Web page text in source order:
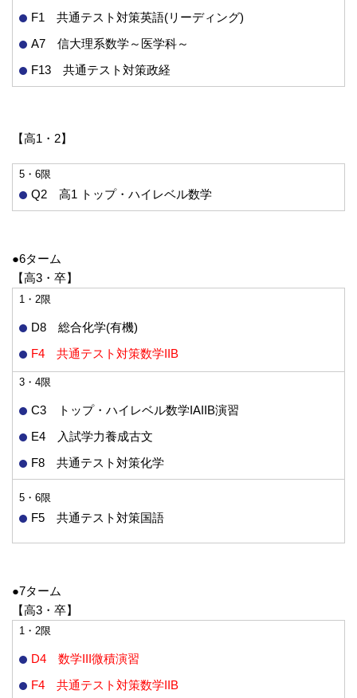
F1 共通テスト対策英語(リーディング)
A7 信大理系数学～医学科～
F13 共通テスト対策政経
【高1・2】
5・6限
Q2 高1 トップ・ハイレベル数学
●6ターム
【高3・卒】
1・2限
D8 総合化学(有機)
F4 共通テスト対策数学IIB
3・4限
C3 トップ・ハイレベル数学IAIIB演習
E4 入試学力養成古文
F8 共通テスト対策化学
5・6限
F5 共通テスト対策国語
●7ターム
【高3・卒】
1・2限
D4 数学III微積演習
F4 共通テスト対策数学IIB